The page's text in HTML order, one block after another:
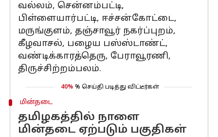
வல்லம், சென்னம்பட்டி,
பிள்ளையார்பட்டி, ஈச்சன்கோட்டை,
மருங்குளம், தஞ்சாவூர் நகர்ப்புறம்,
கீழவாசல், பழைய பஸ்ஸ்டாண்ட்,
வண்டிக்காரத்தெரு, பேராவூரணி,
திருச்சிற்றம்பலம்.
40% % செய்தி படித்து விட்டீர்கள்
மின்தடை
தமிழகத்தில் நாளை
மின்தடை ஏற்படும் பகுதிகள்